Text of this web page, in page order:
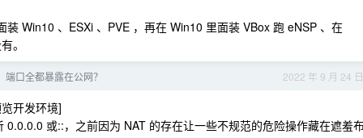
Win10 、ESXi 、PVE ，再在 Win10 里面装 VBox 跑 eNSP 、在
。
2022 年 9 月 24 日
口全都暴露在公网？
开发环境]
或::，之前因为 NAT 的存在让一些不规范的危险操作藏在遮羞